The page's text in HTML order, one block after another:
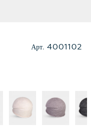
Арт. 4001102